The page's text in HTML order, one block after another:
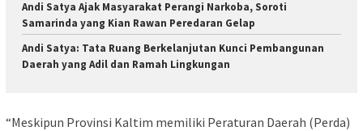
Andi Satya Ajak Masyarakat Perangi Narkoba, Soroti
Samarinda yang Kian Rawan Peredaran Gelap
Andi Satya: Tata Ruang Berkelanjutan Kunci Pembangunan
Daerah yang Adil dan Ramah Lingkungan
“Meskipun Provinsi Kaltim memiliki Peraturan Daerah (Perda)